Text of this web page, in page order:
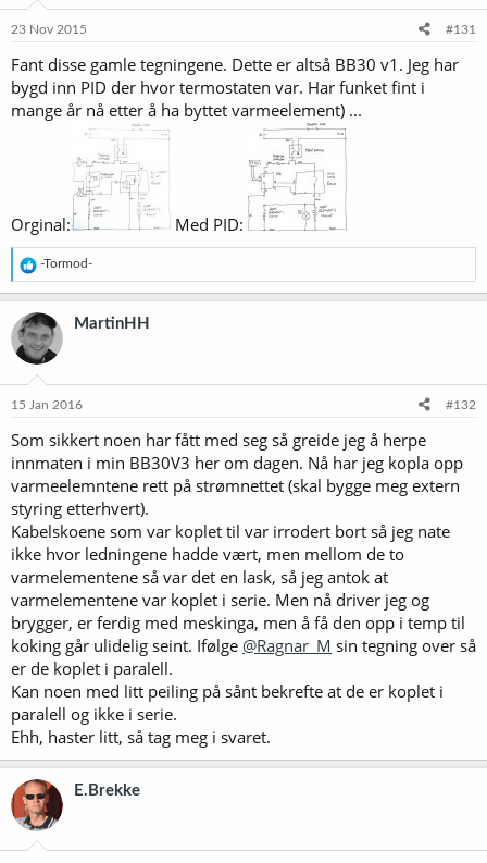
e
:
23 Nov 2015 #131
Fant disse gamle tegningene. Dette er altså BB30 v1. Jeg har
bygd inn PID der hvor termostaten var. Har funket fint i
mange år nå etter å ha byttet varmeelement) ...
Orginal: Med PID:
R
e
a
k
s
j
o
e
:
-Tormod-
MartinHH
15 Jan 2016 #132
Som sikkert noen har fått med seg så greide jeg å herpe
innmaten i min BB30V3 her om dagen. Nå har jeg kopla opp
varmeelemntene rett på strømnettet (skal bygge meg extern
styring etterhvert).
Kabelskoene som var koplet til var irrodert bort så jeg nate
ikke hvor ledningene hadde vært, men mellom de to
varmelementene så var det en lask, så jeg antok at
varmelementene var koplet i serie. Men nå driver jeg og
brygger, er ferdig med meskinga, men å få den opp i temp til
koking går ulidelig seint. Ifølge @Ragnar_M sin tegning over så
er de koplet i paralell.
Kan noen med litt peiling på sånt bekrefte at de er koplet i
paralell og ikke i serie.
Ehh, haster litt, så tag meg i svaret.
E.Brekke